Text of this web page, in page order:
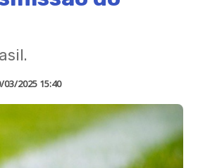
03/2025 15:40